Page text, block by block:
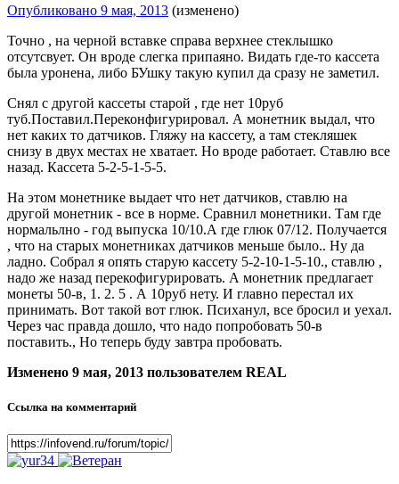
Опубликовано 9 мая, 2013 (изменено)
Точно , на черной вставке справа верхнее стеклышко
отсутсвует. Он вроде слегка припаяно. Видать где-то кассета
была уронена, либо БУшку такую купил да сразу не заметил.
Снял с другой кассеты старой , где нет 10руб
туб.Поставил.Переконфигурировал. А монетник выдал, что
нет каких то датчиков. Гляжу на кассету, а там стекляшек
снизу в двух местах не хватает. Но вроде работает. Ставлю все
назад. Кассета 5-2-5-1-5-5.
На этом монетнике выдает что нет датчиков, ставлю на
другой монетник - все в норме. Сравнил монетники. Там где
нормальлно - год выпуска 10/10.А где глюк 07/12. Получается
, что на старых монетниках датчиков меньше было.. Ну да
ладно. Собрал я опять старую кассету 5-2-10-1-5-10., ставлю ,
надо же назад перекофигурировать. А монетник предлагает
монеты 50-в, 1. 2. 5 . А 10руб нету. И главно перестал их
принимать. Вот такой вот глюк. Психанул, все бросил и уехал.
Через час правда дошло, что надо попробовать 50-в
поставить., Но теперь буду завтра пробовать.
Изменено 9 мая, 2013 пользователем REAL
Ссылка на комментарий